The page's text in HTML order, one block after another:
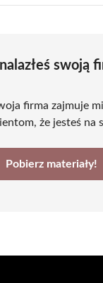
swoją
firma zajmuje
że jesteś na
Pobierz materiały!